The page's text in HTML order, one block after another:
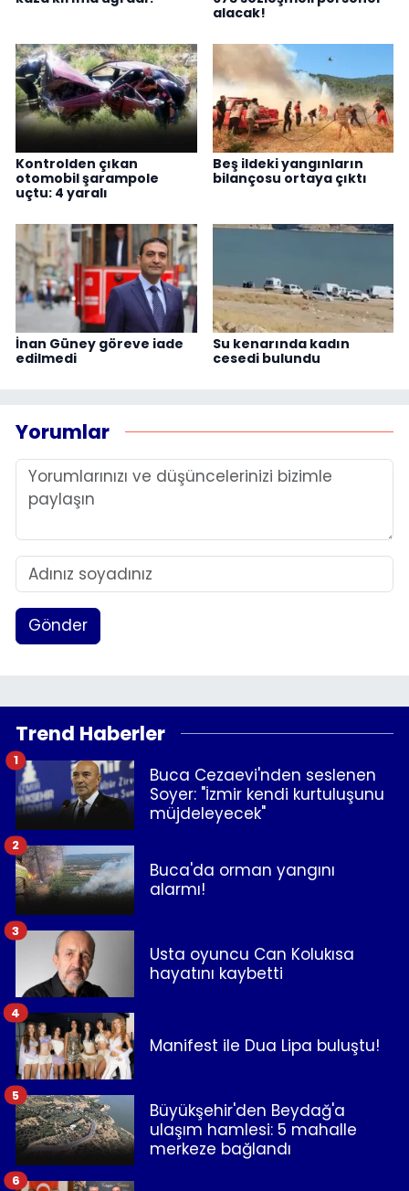
alacak!
Kontrolden çıkan
otomobil şarampole
uçtu: 4 yaralı
Beş ildeki yangınların
bilançosu ortaya çıktı
İnan Güney göreve iade
edilmedi
Su kenarında kadın
cesedi bulundu
Yorumlar
Gönder
Trend Haberler
Buca Cezaevi'nden seslenen
Soyer: "İzmir kendi kurtuluşunu
müjdeleyecek"
1
Buca'da orman yangını
alarmı!
2
Usta oyuncu Can Kolukısa
hayatını kaybetti
3
Manifest ile Dua Lipa buluştu!
4
Büyükşehir'den Beydağ'a
ulaşım hamlesi: 5 mahalle
merkeze bağlandı
5
6